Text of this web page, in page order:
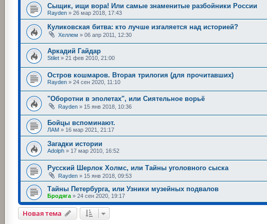
Сыщик, ищи вора! Или самые знаменитые разбойники России
Rayden » 26 мар 2018, 17:43
Куликовская битва: кто лучше изгаляется над историей?
Хеллем » 06 апр 2011, 12:30
Аркадий Гайдар
Stilet » 21 фев 2010, 21:00
Остров кошмаров. Вторая трилогия (для прочитавших)
Rayden » 24 сен 2020, 11:10
"Оборотни в эполетах", или Сиятельное ворьё
Rayden » 15 янв 2018, 10:36
Бойцы вспоминают.
ЛАМ » 16 мар 2021, 21:17
Загадки истории
Adolph » 17 мар 2010, 16:52
Русский Шерлок Холмс, или Тайны уголовного сыска
Rayden » 15 янв 2018, 09:53
Тайны Петербурга, или Узники музейных подвалов
Бродяга » 24 сен 2020, 19:17
Новая тема